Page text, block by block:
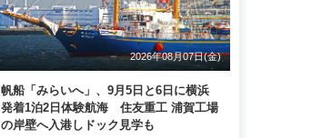
2026年08月07日(金)
帆船「みらいへ」、9月5日と6日に横浜
発着1泊2日体験航海 住友重工 浦賀工場
の岸壁へ入港しドック見学も